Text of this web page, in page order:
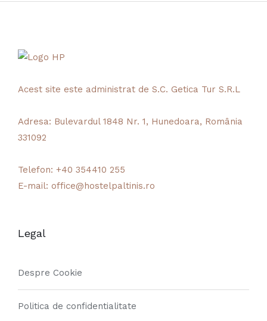
Acest site este administrat de S.C. Getica Tur S.R.L
Adresa: Bulevardul 1848 Nr. 1, Hunedoara, România
331092
Telefon: +40 354410 255
E-mail: office@hostelpaltinis.ro
Legal
Despre Cookie
Politica de confidentialitate